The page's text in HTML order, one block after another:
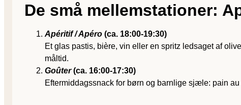
De små mellemstationer:
Apéritif / Apéro (ca. 18:00-19:30)
Et glas pastis, bière, vin eller en spritz ledsaget af
måltid.
Goûter(ca. 16:00-17:30)
Eftermiddags­snack for børn og barnlige sjæle: pain